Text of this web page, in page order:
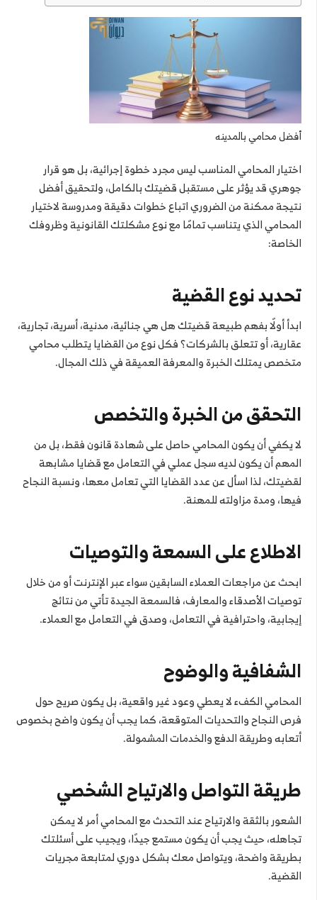
أفضل محامي بالمدينه
اختيار المحامي المناسب ليس مجرد خطوة إجرائية، بل هو قرار
جوهري قد يؤثر على مستقبل قضيتك بالكامل، ولتحقيق أفضل
نتيجة ممكنة من الضروري اتباع خطوات دقيقة ومدروسة لاختيار
المحامي الذي يتناسب تمامًا مع نوع مشكلتك القانونية وظروفك
الخاصة:
تحديد نوع القضية
ابدأ أولًا بفهم طبيعة قضيتك هل هي جنائية، مدنية، أسرية، تجارية،
عقارية، أو تتعلق بالشركات؟ فكل نوع من القضايا يتطلب محامي
متخصص يمتلك الخبرة والمعرفة العميقة في ذلك المجال.
التحقق من الخبرة والتخصص
لا يكفي أن يكون المحامي حاصل على شهادة قانون فقط، بل من
المهم أن يكون لديه سجل عملي في التعامل مع قضايا مشابهة
لقضيتك، لذا اسأل عن عدد القضايا التي تعامل معها، ونسبة النجاح
فيها، ومدة مزاولته للمهنة.
الاطلاع على السمعة والتوصيات
ابحث عن مراجعات العملاء السابقين سواء عبر الإنترنت أو من خلال
توصيات الأصدقاء والمعارف، فالسمعة الجيدة تأتي من نتائج
إيجابية، واحترافية في التعامل، وصدق في التعامل مع العملاء.
الشفافية والوضوح
المحامي الكفء لا يعطي وعود غير واقعية، بل يكون صريح حول
فرص النجاح والتحديات المتوقعة، كما يجب أن يكون واضح بخصوص
أتعابه وطريقة الدفع والخدمات المشمولة.
طريقة التواصل والارتياح الشخصي
الشعور بالثقة والارتياح عند التحدث مع المحامي أمر لا يمكن
تجاهله، حيث يجب أن يكون مستمع جيدًا، ويجيب على أسئلتك
بطريقة واضحة، ويتواصل معك بشكل دوري لمتابعة مجريات
القضية.